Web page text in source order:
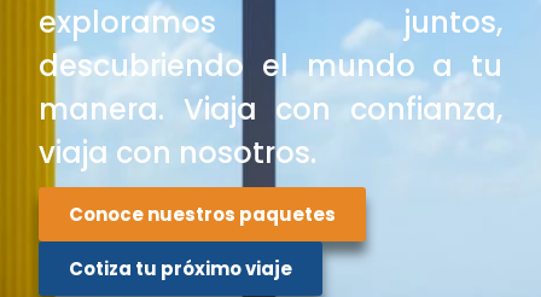
exploramos juntos,
descubriendo el mundo a tu
manera. Viaja con confianza,
viaja con nosotros.
Conoce nuestros paquetes
Cotiza tu próximo viaje